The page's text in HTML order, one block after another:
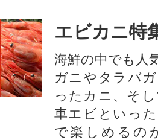
エビカニ特
海鮮の中でも人
ガニやタラバ
ったカニ、そ
車エビといっ
で楽しめるの